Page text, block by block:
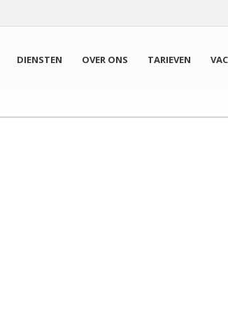
DIENSTEN OVER ONS TARIEVEN